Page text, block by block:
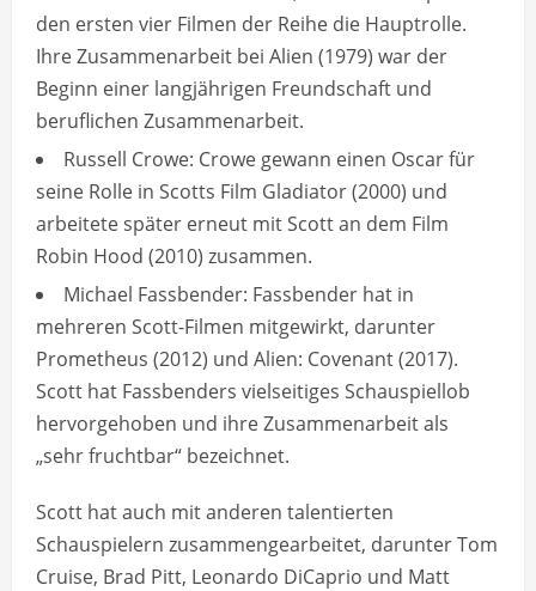
den ersten vier Filmen der Reihe die Hauptrolle.
Ihre Zusammenarbeit bei Alien (1979) war der
Beginn einer langjährigen Freundschaft und
beruflichen Zusammenarbeit.
Russell Crowe: Crowe gewann einen Oscar für
seine Rolle in Scotts Film Gladiator (2000) und
arbeitete später erneut mit Scott an dem Film
Robin Hood (2010) zusammen.
Michael Fassbender: Fassbender hat in
mehreren Scott-Filmen mitgewirkt, darunter
Prometheus (2012) und Alien: Covenant (2017).
Scott hat Fassbenders vielseitiges Schauspiellob
hervorgehoben und ihre Zusammenarbeit als
„sehr fruchtbar“ bezeichnet.
Scott hat auch mit anderen talentierten
Schauspielern zusammengearbeitet, darunter Tom
Cruise, Brad Pitt, Leonardo DiCaprio und Matt